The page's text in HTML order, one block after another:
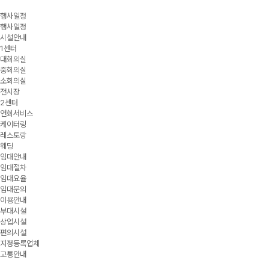
행사일정
행사일정
시설안내
1센터
대회의실
중회의실
소회의실
전시장
2센터
연회서비스
케이터링
레스토랑
웨딩
임대안내
임대절차
임대요율
임대문의
이용안내
부대시설
상업시설
편의시설
지정등록업체
교통안내